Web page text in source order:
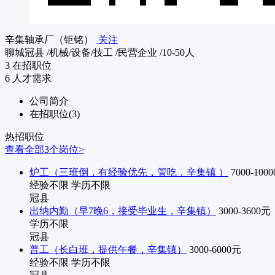
辛集轴承厂（钜铭）
关注
聊城冠县 /机械/设备/技工 /民营企业 /10-50人
3 在招职位
6 人才需求
公司简介
在招职位(3)
热招职位
查看全部3个岗位>
炉工（三班倒，有经验优先，管吃，辛集镇 ）
7000-
经验不限 学历不限
冠县
出纳内勤（早7晚6，接受毕业生，辛集镇）
3000-3600元
学历不限
冠县
普工（长白班，提供午餐，辛集镇）
3000-6000元
经验不限 学历不限